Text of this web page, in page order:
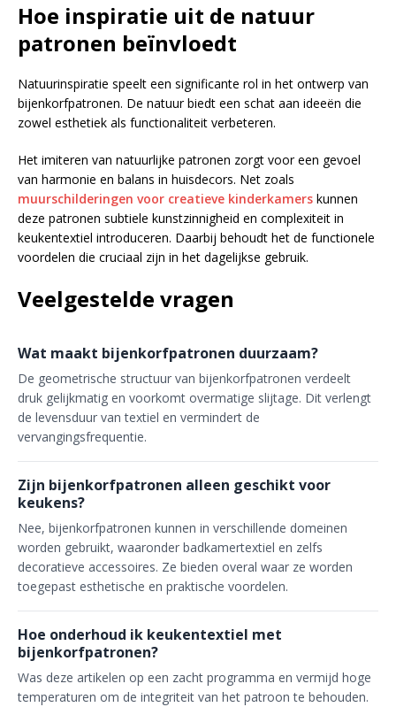
Hoe inspiratie uit de natuur
patronen beïnvloedt
Natuurinspiratie speelt een significante rol in het ontwerp van
bijenkorfpatronen. De natuur biedt een schat aan ideeën die
zowel esthetiek als functionaliteit verbeteren.
Het imiteren van natuurlijke patronen zorgt voor een gevoel
van harmonie en balans in huisdecors. Net zoals
muurschilderingen voor creatieve kinderkamers kunnen
deze patronen subtiele kunstzinnigheid en complexiteit in
keukentextiel introduceren. Daarbij behoudt het de functionele
voordelen die cruciaal zijn in het dagelijkse gebruik.
Veelgestelde vragen
Wat maakt bijenkorfpatronen duurzaam?
De geometrische structuur van bijenkorfpatronen verdeelt
druk gelijkmatig en voorkomt overmatige slijtage. Dit verlengt
de levensduur van textiel en vermindert de
vervangingsfrequentie.
Zijn bijenkorfpatronen alleen geschikt voor
keukens?
Nee, bijenkorfpatronen kunnen in verschillende domeinen
worden gebruikt, waaronder badkamertextiel en zelfs
decoratieve accessoires. Ze bieden overal waar ze worden
toegepast esthetische en praktische voordelen.
Hoe onderhoud ik keukentextiel met
bijenkorfpatronen?
Was deze artikelen op een zacht programma en vermijd hoge
temperaturen om de integriteit van het patroon te behouden.